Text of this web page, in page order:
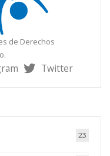
de Derechos
Twitter
23